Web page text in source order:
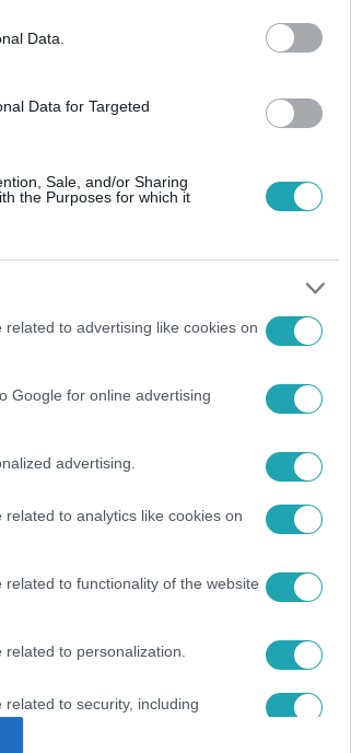
Data.
Data for Targeted
Sale, and/or Sharing
the Purposes for which it
to advertising like cookies on
Google for online advertising
advertising.
to analytics like cookies on
to functionality of the website
to personalization.
to security, including
and other user protection.
klipjében nem csak
előadó,
klip formájában is
ÖRDÖG